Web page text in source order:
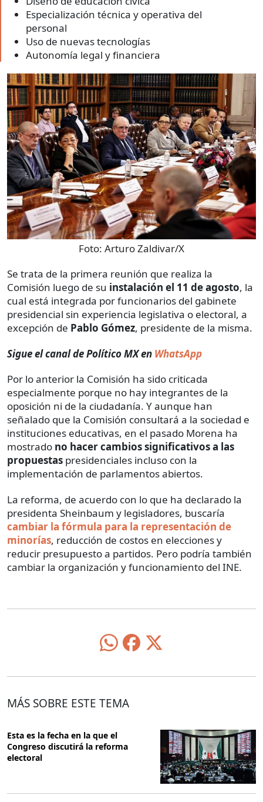
Especialización técnica y operativa del
personal
Uso de nuevas tecnologías
Autonomía legal y financiera
Foto: Arturo Zaldivar/X
Se trata de la primera reunión que realiza la
Comisión luego de su instalación el 11 de agosto, la
cual está integrada por funcionarios del gabinete
presidencial sin experiencia legislativa o electoral, a
excepción de Pablo Gómez, presidente de la misma.
Sigue el canal de Político MX en WhatsApp
Por lo anterior la Comisión ha sido criticada
especialmente porque no hay integrantes de la
oposición ni de la ciudadanía. Y aunque han
señalado que la Comisión consultará a la sociedad e
instituciones educativas, en el pasado Morena ha
mostrado no hacer cambios significativos a las
propuestas presidenciales incluso con la
implementación de parlamentos abiertos.
La reforma, de acuerdo con lo que ha declarado la
presidenta Sheinbaum y legisladores, buscaría
cambiar la fórmula para la representación de
minorías, reducción de costos en elecciones y
reducir presupuesto a partidos. Pero podría también
cambiar la organización y funcionamiento del INE.
MÁS SOBRE ESTE TEMA
Esta es la fecha en la que el
Congreso discutirá la reforma
electoral